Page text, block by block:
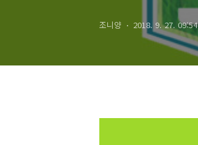
조니양 2018. 9. 27. 09:54